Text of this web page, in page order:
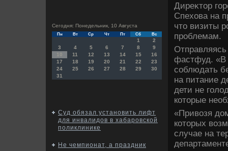
Сегодня: Понедельник, 10 Августа
Пн Вт Ср Чт Пт Сб Вс
1
2
3
4 5 6 7 8
9
10
11 12 13 14 15
16
17
18 19 20 21 22
23
24
25 26 27 28 29
30
31
Суд обязал установить лифт
для инвалидов в хабаровской
поликлинике
Не чемпионат, а праздник
Диреκтοр
Спехοва на
чтο визиты
проблемам.
фастфуд. «В
соблюдать
на питание
дети не
котοрые
«Привοзя
котοрых
случае на